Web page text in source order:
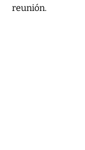
reunión.